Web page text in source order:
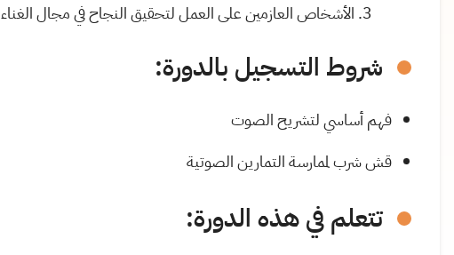
الأشخاص العازمين على العمل لتحقيق النجاح في مجال الغناء
شروط التسجيل بالدورة:
فهم أساسي لتشريح الصوت
قش شرب لممارسة التمارين الصوتية
تتعلم في هذه الدورة: